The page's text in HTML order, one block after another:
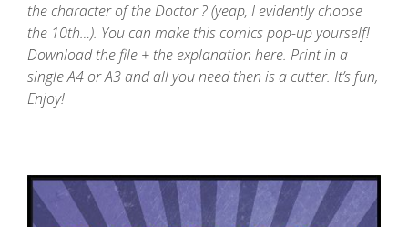
the character of the Doctor ? (yeap, I evidently choose
the 10th…). You can make this comics pop-up yourself!
Download the file + the explanation here. Print in a
single A4 or A3 and all you need then is a cutter. It’s fun,
Enjoy!